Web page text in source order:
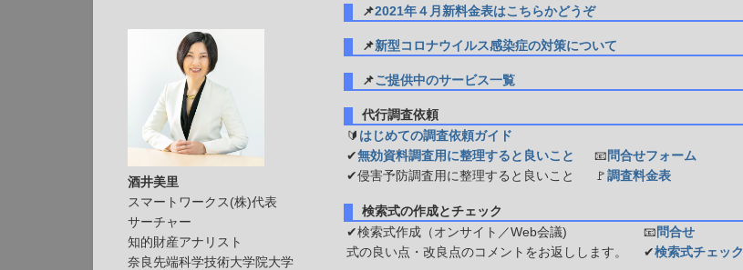
📌2021年４月新料金表はこちらかどうぞ
📌新型コロナウイルス感染症の対策について
📌ご提供中のサービス一覧
代行調査依頼
🔰 はじめての調査依頼ガイド
✔無効資料調査用に整理すると良いこと 📧 問合せフォーム
✔侵害予防調査用に整理すると良いこと
🚩 調査料金表
検索式の作成とチェック
✔検索式作成（オンサイト／Web会議)
📧 問合せ
式の良い点・改良点のコメントをお返しします。
✔検索式チェック
酒井美里
スマートワークス(株)代表
サーチャー
知的財産アナリスト
奈良先端科学技術大学院大学